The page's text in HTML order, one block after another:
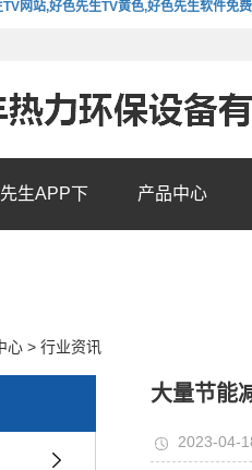
网站,好色先生TV黄色,好色先生软件免费
生APP下 产品中心
心 > 行业资讯
大量节
2023-04-